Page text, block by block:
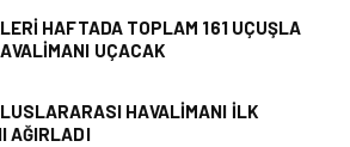
HAFTADA TOPLAM 161 UÇUŞLA
UÇACAK
HAVALIMANI İLK
AĞIRLADI